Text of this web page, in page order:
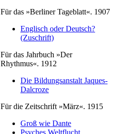
Für das »Berliner Tageblatt«. 1907
Englisch oder Deutsch?
(Zuschrift)
Für das Jahrbuch »Der
Rhythmus«. 1912
Die Bildungsanstalt Jaques-
Dalcroze
Für die Zeitschrift »März«. 1915
Groß wie Dante